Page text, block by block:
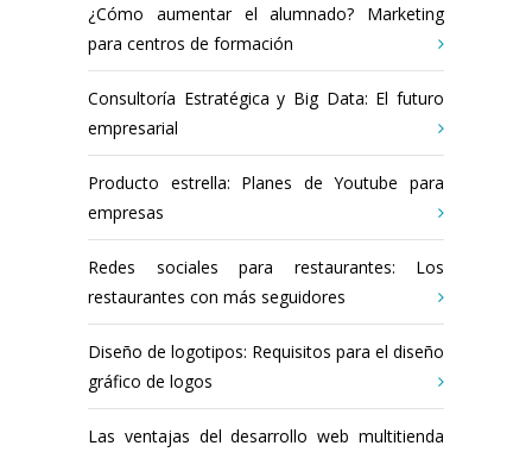
¿Cómo aumentar el alumnado? Marketing
para centros de formación
Consultoría Estratégica y Big Data: El futuro
empresarial
Producto estrella: Planes de Youtube para
empresas
Redes sociales para restaurantes: Los
restaurantes con más seguidores
Diseño de logotipos: Requisitos para el diseño
gráfico de logos
Las ventajas del desarrollo web multitienda